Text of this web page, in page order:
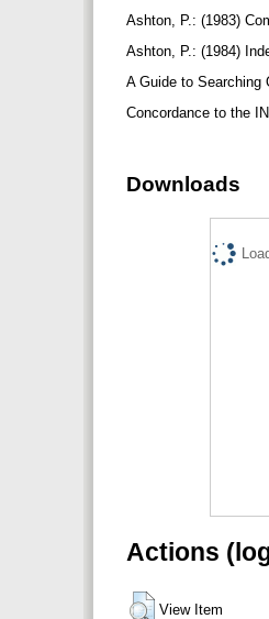
Ashton, P.: (1983)
Ashton, P.: (1984)
A Guide to Searching
Concordance to the
Downloads
Actions
View Item